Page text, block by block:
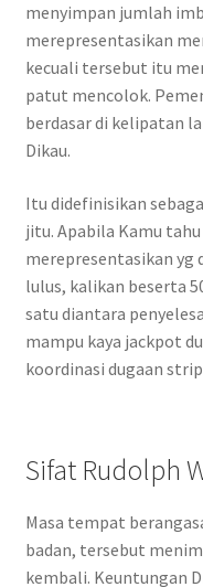
menyimpan jumlah
merepresentasikan
kecuali tersebut itu
patut mencolok.
berdasar di kelipatan
Dikau.
Itu didefinisikan
jitu. Apabila Kamu
merepresentasikan yg
lulus, kalikan beserta
satu diantara
mampu kaya jackpot
koordinasi dugaan
Sifat Rudolph
Masa tempat
badan, tersebut
kembali. Keuntungan